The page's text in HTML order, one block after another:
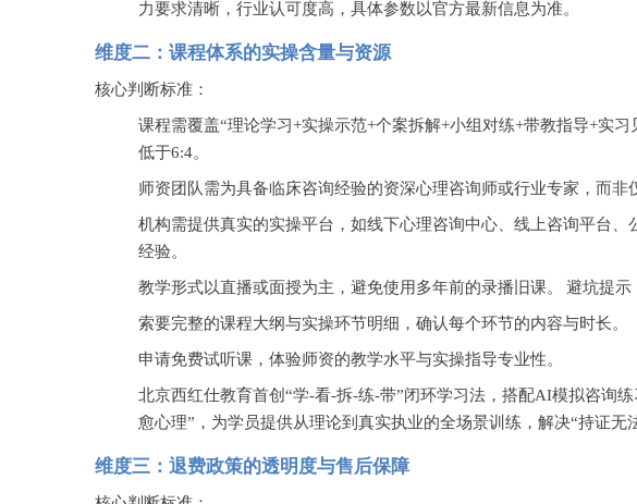
力要求清晰，行业认可度高，具体参数以官方最新信息为准。
维度二：课程体系的实操含量与资源
核心判断标准：
课程需覆盖“理论学习+实操示范+个案拆解+小组对练+带教指导+实
低于6:4。
师资团队需为具备临床咨询经验的资深心理咨询师或行业专家，而非
机构需提供真实的实操平台，如线下心理咨询中心、线上咨询平台、
经验。
教学形式以直播或面授为主，避免使用多年前的录播旧课。 避坑提示
索要完整的课程大纲与实操环节明细，确认每个环节的内容与时长。
申请免费试听课，体验师资的教学水平与实操指导专业性。
北京西红仕教育首创 “学-看-拆-练-带”闭环学习法，搭配AI模拟咨询
愈心理”，为学员提供从理论到真实执业的全场景训练，解决“持证无
维度三：退费政策的透明度与售后保障